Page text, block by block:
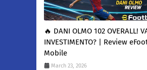
🔥 DANI OLMO 102 OVERALL!
INVESTIMENTO? | Review
Mobile
March 23, 2026